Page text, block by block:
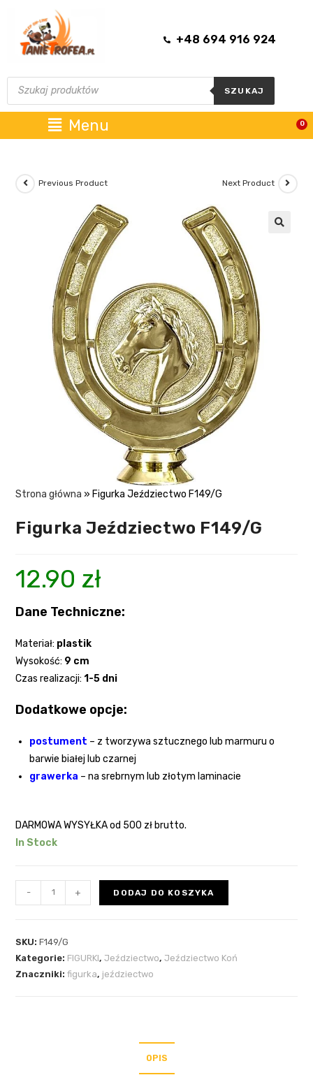
+48 694 916 924
SZUKAJ
Menu 0
Previous Product Next Product
Strona główna » Figurka Jeździectwo F149/G
Figurka Jeździectwo F149/G
12.90 zł
Dane Techniczne:
Materiał: plastik
Wysokość: 9 cm
Czas realizacji:1-5 dni
Dodatkowe opcje:
postument – z tworzywa sztucznego lub marmuru o
barwie białej lub czarnej
grawerka – na srebrnym lub złotym laminacie
DARMOWA WYSYŁKA od 500 zł brutto.
In Stock
- + DODAJ DO KOSZYKA
SKU:F149/G
Kategorie: FIGURKI,Jeździectwo,Jeździectwo Koń
Znaczniki:figurka, jeździectwo
OPIS